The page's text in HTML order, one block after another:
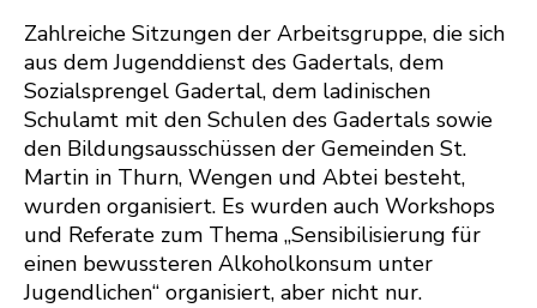
Zahlreiche Sitzungen der Arbeitsgruppe, die sich
aus dem Jugenddienst des Gadertals, dem
Sozialsprengel Gadertal, dem ladinischen
Schulamt mit den Schulen des Gadertals sowie
den Bildungsausschüssen der Gemeinden St.
Martin in Thurn, Wengen und Abtei besteht,
wurden organisiert. Es wurden auch Workshops
und Referate zum Thema „Sensibilisierung für
einen bewussteren Alkoholkonsum unter
Jugendlichen“ organisiert, aber nicht nur.